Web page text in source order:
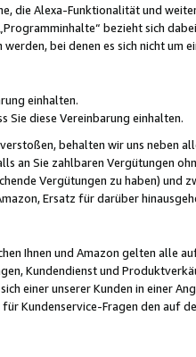
die Alexa-Funktionalität und
bezieht sich
bei denen es sich nicht um
einhalten.
Sie diese Vereinbarung einhalten.
behalten wir uns neben
an Sie zahlbaren Vergütungen
Vergütungen zu haben) und
Ersatz für darüber
Ihnen und Amazon gelten alle
Kundendienst und
einer unserer Kunden in einer
Kundenservice-Fragen den auf